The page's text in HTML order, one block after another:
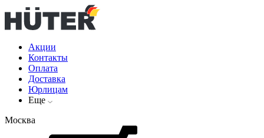
Акции
Контакты
Оплата
Доставка
Юрлицам
Еще
Москва